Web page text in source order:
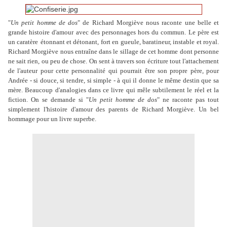
"Un petit homme de dos" de Richard Morgiève nous raconte une belle et
grande histoire d'amour avec des personnages hors du commun. Le père est
un caratère étonnant et détonant, fort en gueule, baratineur, instable et royal.
Richard Morgiève nous entraîne dans le sillage de cet homme dont personne
ne sait rien, ou peu de chose. On sent à travers son écriture tout l'attachement
de l'auteur pour cette personnalité qui pourrait être son propre père, pour
Andrée - si douce, si tendre, si simple - à qui il donne le même destin que sa
mère. Beaucoup d'analogies dans ce livre qui mêle subtilement le réel et la
fiction. On se demande si "Un petit homme de dos" ne raconte pas tout
simplement l'histoire d'amour des parents de Richard Morgiève. Un bel
hommage pour un livre superbe.